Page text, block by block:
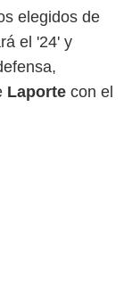
elegidos de
el '24' y
Laporte con el